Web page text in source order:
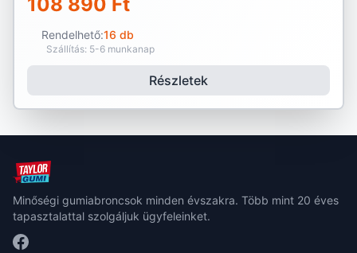
Rendelhető:16 db
Szállítás: 5-6 munkanap
Részletek
Minőségi gumiabroncsok minden évszakra. Több mint 20 éves
tapasztalattal szolgáljuk ügyfeleinket.